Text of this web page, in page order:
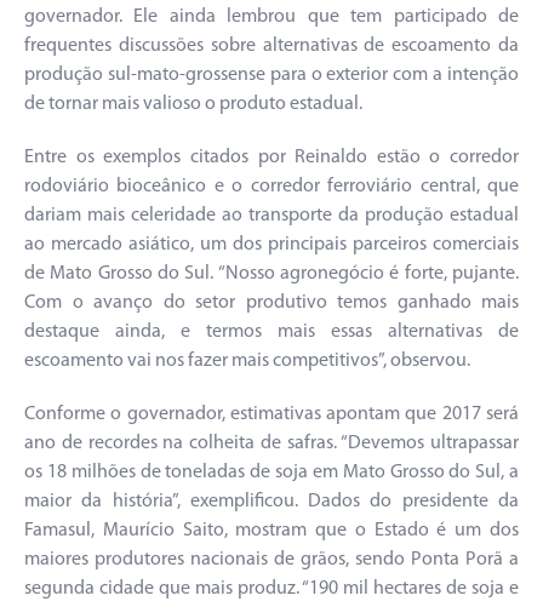
governador. Ele ainda lembrou que tem participado de
frequentes discussões sobre alternativas de escoamento da
produção sul-mato-grossense para o exterior com a intenção
de tornar mais valioso o produto estadual.
Entre os exemplos citados por Reinaldo estão o corredor
rodoviário bioceânico e o corredor ferroviário central, que
dariam mais celeridade ao transporte da produção estadual
ao mercado asiático, um dos principais parceiros comerciais
de Mato Grosso do Sul. “Nosso agronegócio é forte, pujante.
Com o avanço do setor produtivo temos ganhado mais
destaque ainda, e termos mais essas alternativas de
escoamento vai nos fazer mais competitivos”, observou.
Conforme o governador, estimativas apontam que 2017 será
ano de recordes na colheita de safras. “Devemos ultrapassar
os 18 milhões de toneladas de soja em Mato Grosso do Sul, a
maior da história”, exemplificou. Dados do presidente da
Famasul, Maurício Saito, mostram que o Estado é um dos
maiores produtores nacionais de grãos, sendo Ponta Porã a
segunda cidade que mais produz. “190 mil hectares de soja e